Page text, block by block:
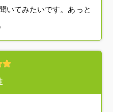
いてみたいです。あっと